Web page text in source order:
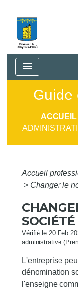
menu
Guide
ACCUEIL
Accueil
> Changer le
SOCIÉTÉ
Vérifié le 20 Feb
administrative
L'entreprise
dénomination
l'enseigne